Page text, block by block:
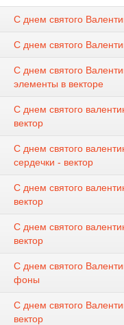
С днем святого
С днем святого
С днем святого
элементы в векторе
С днем святого
вектор
С днем святого
сердечки - вектор
С днем святого
вектор
С днем святого
вектор
С днем святого
фоны
С днем святого
вектор